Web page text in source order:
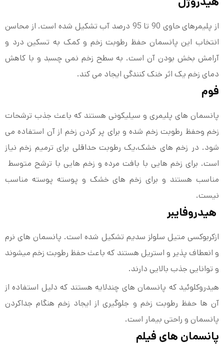
از پلیمرهای حاوی 90 تا 95 درصد آب تشکیل شده است. از محاسن
انتخاب این پانسمان حفظ رطوبت زخم و کمک به تسکین درد و
آرامش بخش بودن آن است. به سطح زخم نمی چسبد و با کاهش
دمای زخم یک اثر خنک کنندگی ایجاد می کند.
فوم
پانسمان های پلیمری و سیلیکونی هستند که باعث جذب ترشحات
زخم وحفظ رطوبت زخم شده و برای پر کردن زخم از آن استفاده می
شود. در زخم های خشک،یک رطوبت حداقلی برای ترمیم زخم نیاز
است. برای زخم هایی با بافت مرده و زخم هایی با ترشح متوسط ​​
مناسب هستند و برای زخم های خشک و پوسته پوسته مناسب
نیست.
هیدروفایبر
ازکربوکسی متیل سلولز سدیم تشکیل شده است. پانسمان های نرم
و انعطاف پذیر و استریل هستند که باعث حفظ رطوبت زخم میشوند
و توانایی جذب بالایی دارند.
هیدروکلوئید که پانسمان های چندلایه هستند که دلیل استفاده از
آن ها حفظ رطوبت زخم و جلوگیری از ایجاد زخم هنگام جداکردن
پانسمان و راحتی بیمار است.
پانسمان های فیلم